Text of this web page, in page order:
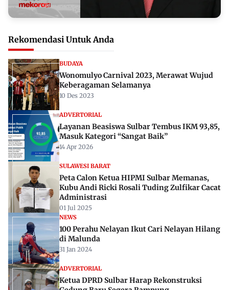
Rekomendasi Untuk Anda
BUDAYA
Wonomulyo Carnival 2023, Merawat Wujud
Keberagaman Selamanya
10 Des 2023
ADVERTORIAL
Layanan Beasiswa Sulbar Tembus IKM 93,85,
Masuk Kategori “Sangat Baik”
14 Apr 2026
SULAWESI BARAT
Peta Calon Ketua HIPMI Sulbar Memanas,
Kubu Andi Ricki Rosali Tuding Zulfikar Cacat
Administrasi
01 Jul 2025
NEWS
100 Perahu Nelayan Ikut Cari Nelayan Hilang
di Malunda
31 Jan 2024
ADVERTORIAL
Ketua DPRD Sulbar Harap Rekonstruksi